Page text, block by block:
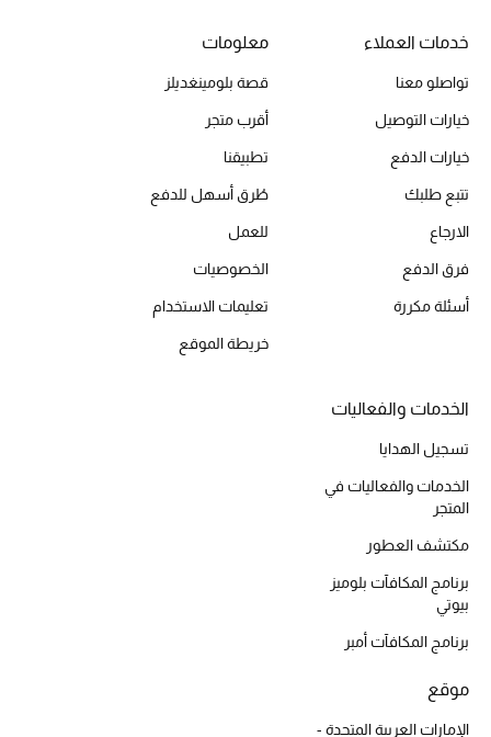
خدمات العملاء
تواصلو معنا
خيارات التوصيل
خيارات الدفع
تتبع طلبك
الارجاع
فرق الدفع
أسئلة مكررة
معلومات
قصة بلومينغديلز
أقرب متجر
تطبيقنا
طُرق أسهل للدفع
للعمل
الخصوصيات
تعليمات الاستخدام
خريطة الموقع
الخدمات والفعاليات
تسجيل الهدايا
الخدمات والفعاليات في
المتجر
مكتشف العطور
برنامج المكافآت بلوميز
بيوتي
برنامج المكافآت أمبر
موقع
الإمارات العربية المتحدة -